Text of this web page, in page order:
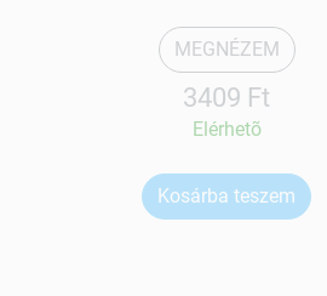
MEGNÉZEM
3409 Ft
Elérhetõ
Kosárba teszem